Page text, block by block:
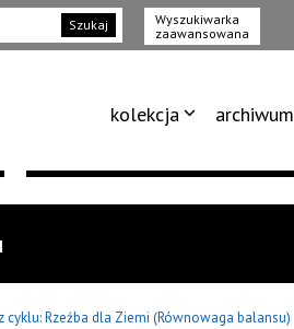
Szukaj
Wyszukiwarka
zaawansowana
kolekcja archiwum
z cyklu: Rzeźba dla Ziemi (Równowaga balansu)